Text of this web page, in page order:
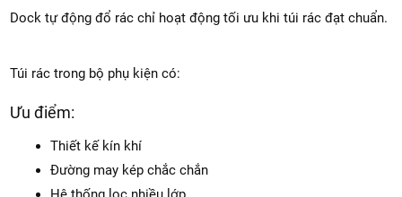
Gia đình nuôi thú cưng
5. Túi rác dock dung tích lớn - Giảm tần suất
thay thế
Dock tự động đổ rác chỉ hoạt động tối ưu khi túi rác đạt chuẩn.